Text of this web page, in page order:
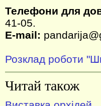
Телефони для
41-05.
E-mail:
Розклад роботи
Читай також